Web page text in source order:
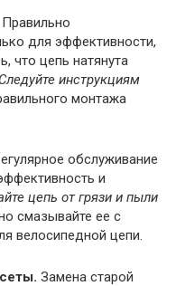
Правильно
для эффективности,
что цепь натянута
Следуйте инструкциям
монтажа
обслуживание
и
цепь от грязи и пыли
смазывайте ее с
велосипедной цепи.
Замена старой